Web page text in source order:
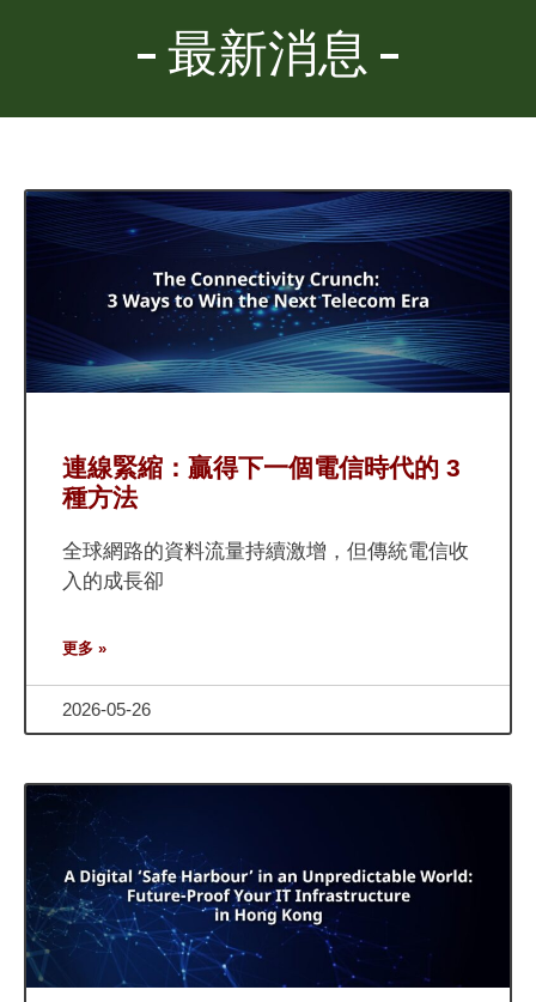
最新消息
連線緊縮：贏得下一個電信時代的 3
種方法
全球網路的資料流量持續激增，但傳統電信收
入的成長卻
更多 »
2026-05-26